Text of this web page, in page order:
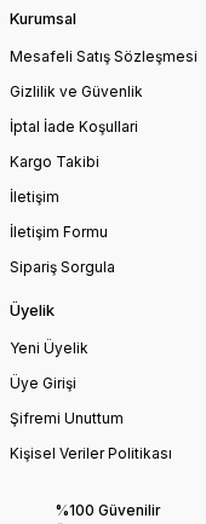
Kurumsal
Mesafeli Satış Sözleşmesi
Gizlilik ve Güvenlik
İptal İade Koşullari
Kargo Takibi
İletişim
İletişim Formu
Sipariş Sorgula
Üyelik
Yeni Üyelik
Üye Girişi
Şifremi Unuttum
Kişisel Veriler Politikası
%100 Güvenilir